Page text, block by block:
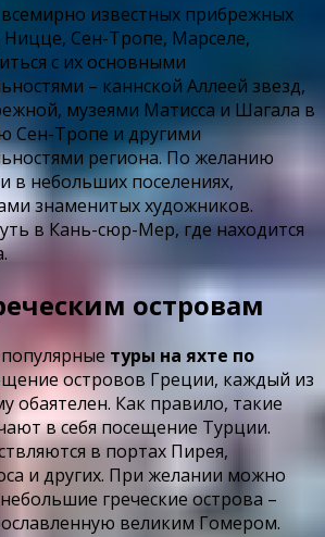
известных прибрежных
Ницце, Сен-Тропе, Марселе,
с их основными
– каннской Аллеей звезд,
музеями Матисса и Шагала в
Сен-Тропе и другими
региона. По желанию
в небольших поселениях,
знаменитых художников.
в Кань-сюр-Мер, где находится
островам
туры на яхте по
островов Греции, каждый из
обаятелен. Как правило, такие
в себя посещение Турции.
в портах Пирея,
и других. При желании можно
греческие острова –
великим Гомером.